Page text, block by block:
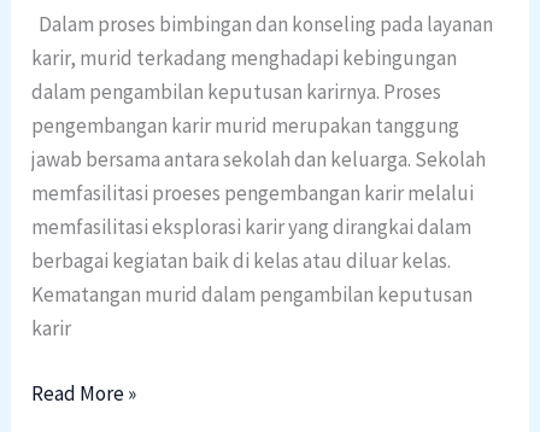
Dalam proses bimbingan dan konseling pada layanan
karir, murid terkadang menghadapi kebingungan
dalam pengambilan keputusan karirnya. Proses
pengembangan karir murid merupakan tanggung
jawab bersama antara sekolah dan keluarga. Sekolah
memfasilitasi proeses pengembangan karir melalui
memfasilitasi eksplorasi karir yang dirangkai dalam
berbagai kegiatan baik di kelas atau diluar kelas.
Kematangan murid dalam pengambilan keputusan
karir
Karir
Murid
Read More »